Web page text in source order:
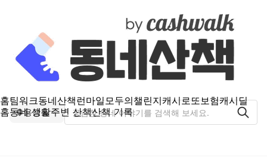
홈팀워크동네산책런마일모두의챌린지캐시로또보험캐시딜
홈동네 생활주변 산책산책 기록
용강동